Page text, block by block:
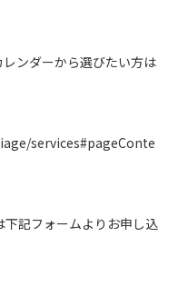
ンダーから選びたい方は
services#pageConte
記フォームよりお申し込